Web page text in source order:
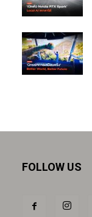
FOLLOW US